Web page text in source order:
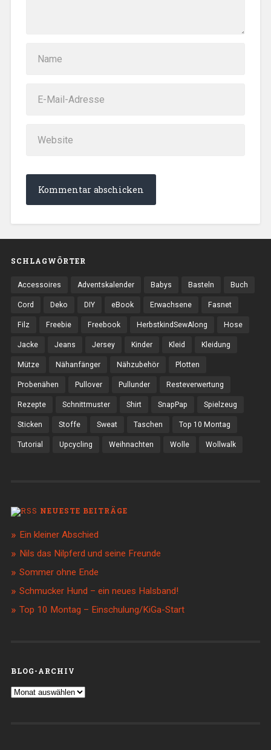
SCHLAGWÖRTER
Accessoires Adventskalender Babys Basteln Buch
Cord Deko DIY eBook Erwachsene Fasnet
Filz Freebie Freebook HerbstkindSewAlong Hose
Jacke Jeans Jersey Kinder Kleid Kleidung
Mütze Nähanfänger Nähzubehör Plotten
Probenähen Pullover Pullunder Resteverwertung
Rezepte Schnittmuster Shirt SnapPap Spielzeug
Sticken Stoffe Sweat Taschen Top 10 Montag
Tutorial Upcycling Weihnachten Wolle Wollwalk
NEUESTE BEITRÄGE
Ein kleiner Abschied
Nils das Nilpferd und seine Freunde
Sommer ohne Ende
Schmucker Hund – ein neues Halsband!
Top 10 Montag – Einschulung/KiGa-Start
BLOG-ARCHIV
Blog-
Archiv